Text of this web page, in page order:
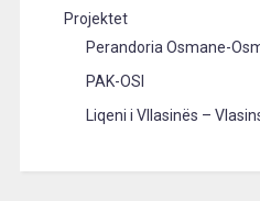
Projektet
Perandoria Osmane-
PAK-OSI
Liqeni i Vllasinës –